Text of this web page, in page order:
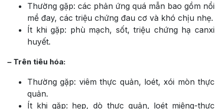
Thường gặp: các phản ứng quá mẫn bao gồm nổi
mề đay, các triệu chứng đau cơ và khó chịu nhẹ.
Ít khi gặp: phù mạch, sốt, triệu chứng hạ canxi
huyết.
– Trên tiêu hóa:
Thường gặp: viêm thực quản, loét, xói mòn thực
quản.
Ít khi gặp: hẹp, dò thực quản, loét miệng-thực